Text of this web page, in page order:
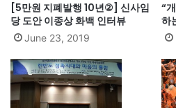
[5만원 지폐발행 10년②] 신사임
당 도안 이종상 화백 인터뷰
June 23, 2019
“
하